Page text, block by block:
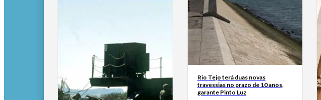
Rio Tejo terá duas novas
travessias no prazo de 10 anos,
garante Pinto Luz